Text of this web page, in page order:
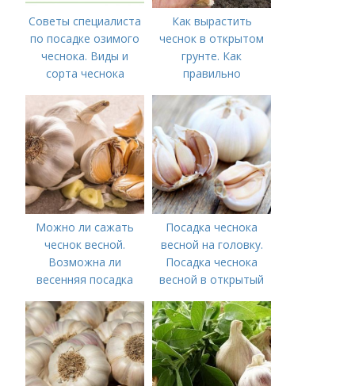
Советы специалиста
по посадке озимого
чеснока. Виды и
сорта чеснока
Как вырастить
чеснок в открытом
грунте. Как
правильно
открытом грунте
Можно ли сажать
чеснок весной.
Возможна ли
весенняя посадка
лучше делать
Посадка чеснока
весной на головку.
Посадка чеснока
весной в открытый